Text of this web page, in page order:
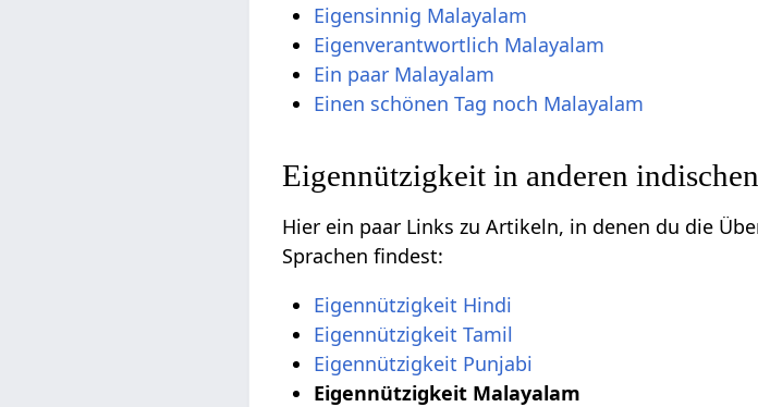
Eigensinnig Malayalam
Eigenverantwortlich Malayalam
Ein paar Malayalam
Einen schönen Tag noch Malayalam
Eigennützigkeit in anderen
Hier ein paar Links zu Artikeln, in denen du die
Sprachen findest:
Eigennützigkeit Hindi
Eigennützigkeit Tamil
Eigennützigkeit Punjabi
Eigennützigkeit Malayalam